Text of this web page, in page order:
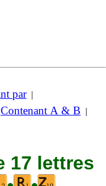
par|
Contenant A & B |
17 lettres